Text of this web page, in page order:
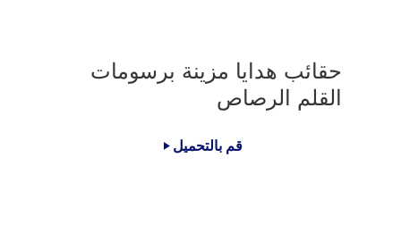
حقائب هدايا مزينة برسومات
القلم الرصاص
قم بالتحميل